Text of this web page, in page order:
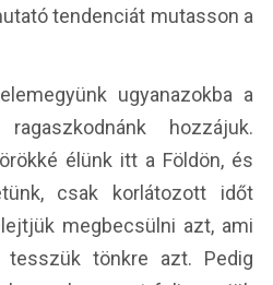
tendenciát mutasson a
ugyanazokba a
hozzájuk.
élünk itt a Földön, és
csak korlátozott időt
megbecsülni azt, ami
tönkre azt. Pedig